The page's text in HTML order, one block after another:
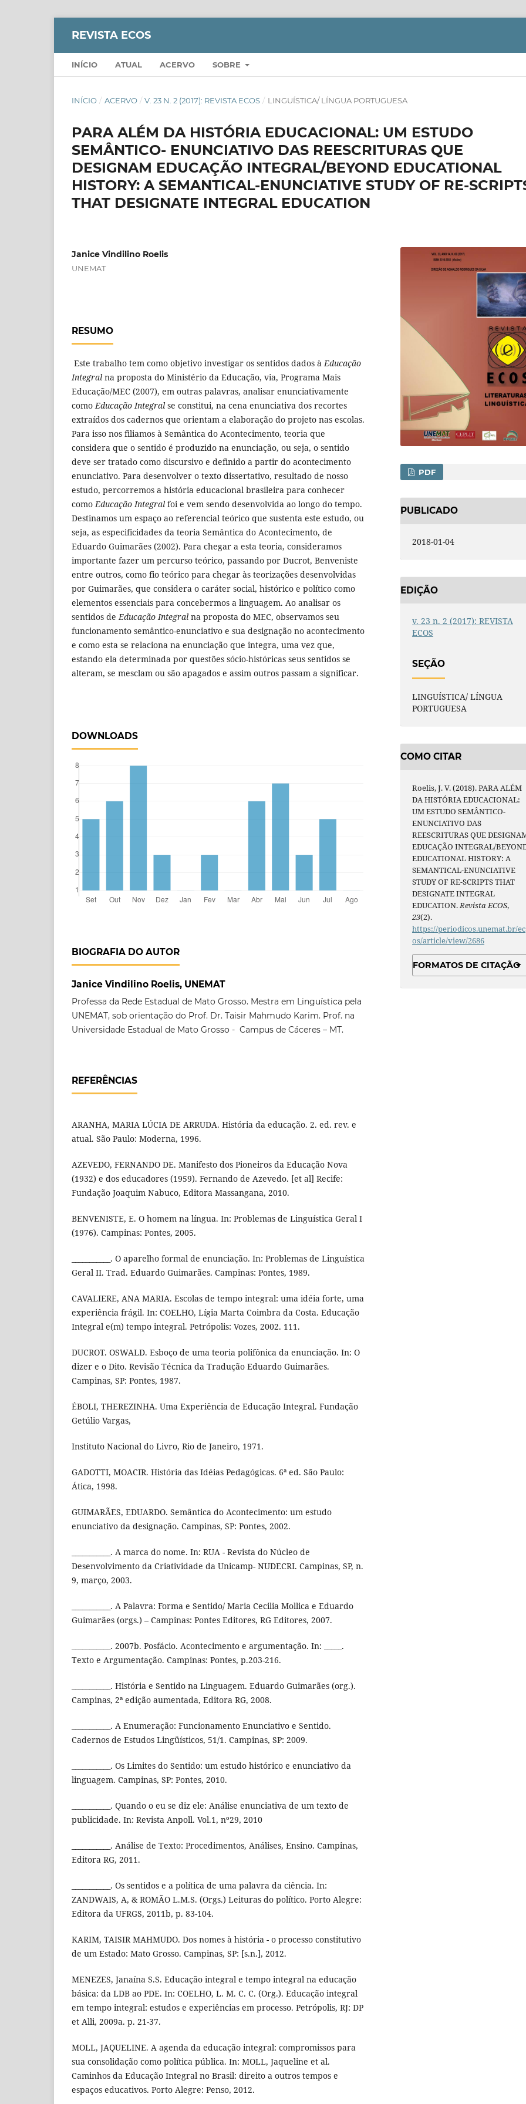
REVISTA ECOS
INÍCIO ATUAL ACERVO SOBRE
INÍCIO / ACERVO / V. 23 N. 2 (2017): REVISTA ECOS / LINGUÍSTICA/ LÍNGUA PORTUGUESA
PARA ALÉM DA HISTÓRIA EDUCACIONAL: UM ESTUDO
SEMÂNTICO- ENUNCIATIVO DAS REESCRITURAS QUE
DESIGNAM EDUCAÇÃO INTEGRAL/BEYOND EDUCATIONAL
HISTORY: A SEMANTICAL-ENUNCIATIVE STUDY OF RE-
THAT DESIGNATE INTEGRAL EDUCATION
Janice Vindilino Roelis
UNEMAT
RESUMO
Este trabalho tem como objetivo investigar os sentidos dados àEducação
Integral na proposta do Ministério da Educação, via, Programa Mais
Educação/MEC (2007), em outras palavras, analisar enunciativamente
comoEducação Integral se constitui, na cena enunciativa dos recortes
extraídos dos cadernos que orientam a elaboração do projeto nas escolas.
Para isso nos filiamos à Semântica do Acontecimento, teoria que
considera que o sentido é produzido na enunciação, ou seja, o sentido
deve ser tratado como discursivo e definido a partir do acontecimento
enunciativo. Para desenvolver o texto dissertativo, resultado de nosso
estudo, percorremos a história educacional brasileira para conhecer
comoEducação Integral foi e vem sendo desenvolvida ao longo do tempo.
Destinamos um espaço ao referencial teórico que sustenta este estudo, ou
seja, as especificidades da teoria Semântica do Acontecimento, de
Eduardo Guimarães (2002). Para chegar a esta teoria, consideramos
importante fazer um percurso teórico, passando por Ducrot, Benveniste
entre outros, como fio teórico para chegar às teorizações desenvolvidas
por Guimarães, que considera o caráter social, histórico e político como
elementos essenciais para concebermos a linguagem. Ao analisar os
sentidos deEducação Integral na proposta do MEC, observamos seu
funcionamento semântico-enunciativo e sua designação no acontecimento
e como esta se relaciona na enunciação que integra, uma vez que,
estando ela determinada por questões sócio-históricas seus sentidos se
alteram, se mesclam ou são apagados e assim outros passam a significar.
DOWNLOADS
BIOGRAFIA DO AUTOR
Janice Vindilino Roelis, UNEMAT
Professa da Rede Estadual de Mato Grosso. Mestra em Linguística pela
UNEMAT, sob orientação do Prof. Dr. Taisir Mahmudo Karim. Prof. na
Universidade Estadual de Mato Grosso - Campus de Cáceres – MT.
REFERÊNCIAS
ARANHA, MARIA LÚCIA DE ARRUDA. História da educação. 2. ed. rev. e
atual. São Paulo: Moderna, 1996.
AZEVEDO, FERNANDO DE. Manifesto dos Pioneiros da Educação Nova
(1932) e dos educadores (1959). Fernando de Azevedo. [et al] Recife:
Fundação Joaquim Nabuco, Editora Massangana, 2010.
BENVENISTE, E. O homem na língua. In: Problemas de Linguística Geral I
(1976). Campinas: Pontes, 2005.
___________. O aparelho formal de enunciação. In: Problemas de Linguística
Geral II. Trad. Eduardo Guimarães. Campinas: Pontes, 1989.
CAVALIERE, ANA MARIA. Escolas de tempo integral: uma idéia forte, uma
experiência frágil. In: COELHO, Lígia Marta Coimbra da Costa. Educação
Integral e(m) tempo integral. Petrópolis: Vozes, 2002. 111.
DUCROT. OSWALD. Esboço de uma teoria polifônica da enunciação. In: O
dizer e o Dito. Revisão Técnica da Tradução Eduardo Guimarães.
Campinas, SP: Pontes, 1987.
ÉBOLI, THEREZINHA. Uma Experiência de Educação Integral. Fundação
Getúlio Vargas,
Instituto Nacional do Livro, Rio de Janeiro, 1971.
GADOTTI, MOACIR. História das Idéias Pedagógicas. 6ª ed. São Paulo:
Ática, 1998.
GUIMARÃES, EDUARDO. Semântica do Acontecimento: um estudo
enunciativo da designação. Campinas, SP: Pontes, 2002.
___________. A marca do nome. In: RUA - Revista do Núcleo de
Desenvolvimento da Criatividade da Unicamp- NUDECRI. Campinas, SP, n.
9, março, 2003.
___________. A Palavra: Forma e Sentido/ Maria Cecilia Mollica e Eduardo
Guimarães (orgs.) – Campinas: Pontes Editores, RG Editores, 2007.
___________. 2007b. Posfácio. Acontecimento e argumentação. In: _____.
Texto e Argumentação. Campinas: Pontes, p.203-216.
___________. História e Sentido na Linguagem. Eduardo Guimarães (org.).
Campinas, 2ª edição aumentada, Editora RG, 2008.
___________. A Enumeração: Funcionamento Enunciativo e Sentido.
Cadernos de Estudos Lingüísticos, 51/1. Campinas, SP: 2009.
___________. Os Limites do Sentido: um estudo histórico e enunciativo da
linguagem. Campinas, SP: Pontes, 2010.
___________. Quando o eu se diz ele: Análise enunciativa de um texto de
publicidade. In: Revista Anpoll. Vol.1, nº29, 2010
___________. Análise de Texto: Procedimentos, Análises, Ensino. Campinas,
Editora RG, 2011.
___________. Os sentidos e a política de uma palavra da ciência. In:
ZANDWAIS, A, & ROMÃO L.M.S. (Orgs.) Leituras do político. Porto Alegre:
Editora da UFRGS, 2011b, p. 83-104.
KARIM, TAISIR MAHMUDO. Dos nomes à história - o processo constitutivo
de um Estado: Mato Grosso. Campinas, SP: [s.n.], 2012.
MENEZES, Janaína S.S. Educação integral e tempo integral na educação
básica: da LDB ao PDE. In: COELHO, L. M. C. C. (Org.). Educação integral
em tempo integral: estudos e experiências em processo. Petrópolis, RJ: DP
et Alli, 2009a. p. 21-37.
MOLL, JAQUELINE. A agenda da educação integral: compromissos para
sua consolidação como política pública. In: MOLL, Jaqueline et al.
Caminhos da Educação Integral no Brasil: direito a outros tempos e
espaços educativos. Porto Alegre: Penso, 2012.
PDF
PUBLICADO
2018-01-04
EDIÇÃO
v. 23 n. 2 (2017): REVISTA
ECOS
SEÇÃO
LINGUÍSTICA/ LÍNGUA
PORTUGUESA
COMO CITAR
Roelis, J. V. (2018). PARA ALÉM
DA HISTÓRIA EDUCACIONAL:
UM ESTUDO SEMÂNTICO-
ENUNCIATIVO DAS
REESCRITURAS QUE
EDUCAÇÃO INTEGRAL/
EDUCATIONAL HISTORY: A
SEMANTICAL-ENUNCIATIVE
STUDY OF RE-SCRIPTS THAT
DESIGNATE INTEGRAL
EDUCATION.Revista ECOS,
23(2).
https://periodicos.unemat.br/ec
os/article/view/2686
FORMATOS DE CITAÇÃO